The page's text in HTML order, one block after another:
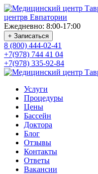
центрв Евпатории
Ежедневно: 8:00-17:00
+ Записаться
8 (800) 444-02-41
+7(978) 744 41 04
+7(978) 335-92-84
Услуги
Процедуры
Цены
Бассейн
Доктора
Блог
Отзывы
Контакты
Ответы
Вакансии